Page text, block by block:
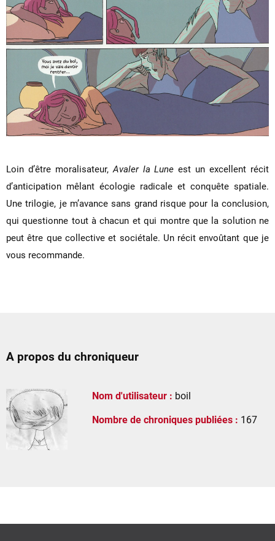
Loin d’être moralisateur,Avaler la Lune est un excellent récit
d’anticipation mêlant écologie radicale et conquête spatiale.
Une trilogie, je m’avance sans grand risque pour la conclusion,
qui questionne tout à chacun et qui montre que la solution ne
peut être que collective et sociétale. Un récit envoûtant que je
vous recommande.
A propos du chroniqueur
Nom d'utilisateur : boil
Nombre de chroniques publiées : 167